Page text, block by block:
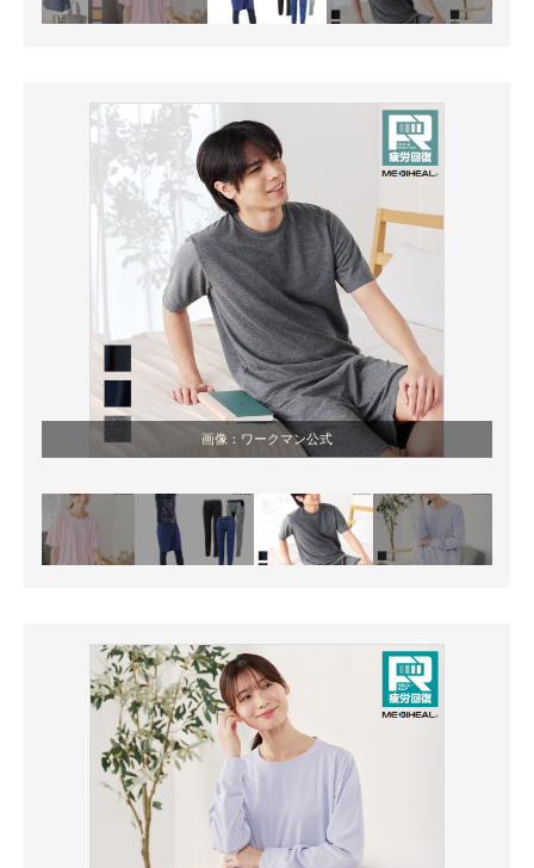
画像：ワークマン公式